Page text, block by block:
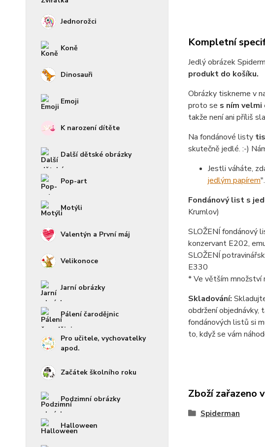
Jednorožci
Koně
Dinosauři
Emoji
K narození dítěte
Další dětské obrázky
Pop-art
Motýli
Valentýn a První máj
Velikonoce
Jarní obrázky
Pálení čarodějnic
Pro učitele, vychovatelky
apod.
Začátek školního roku
Podzimní obrázky
Halloween
Kompletní
Jedlý obrázek
produkt do košíku.
Obrázky tiskneme v
proto se s ním velmi
takže není ani příliš
Na fondánové listy
skutečně jedlé. :-)
Jestli váháte,
jedlým papírem".
Fondánový list s
Krumlov)
SLOŽENÍ fondánový
konzervant E202,
SLOŽENÍ
E330
* Ve větším množství
Skladování:
obdržení objednávky,
fondánových listů si
to, když se vám
Zboží zařazeno
Spiderman